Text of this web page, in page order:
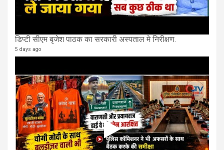
डिप्टी सीएम बृजेश पाठक का सरकारी अस्पताल मे निरीक्षण.
5 days ago